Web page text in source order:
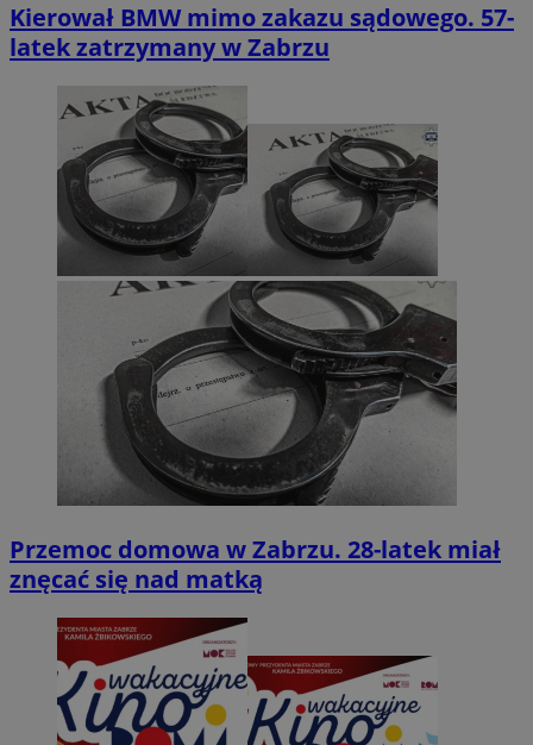
Kierował BMW mimo zakazu sądowego. 57-
latek zatrzymany w Zabrzu
Przemoc domowa w Zabrzu. 28-latek miał
znęcać się nad matką